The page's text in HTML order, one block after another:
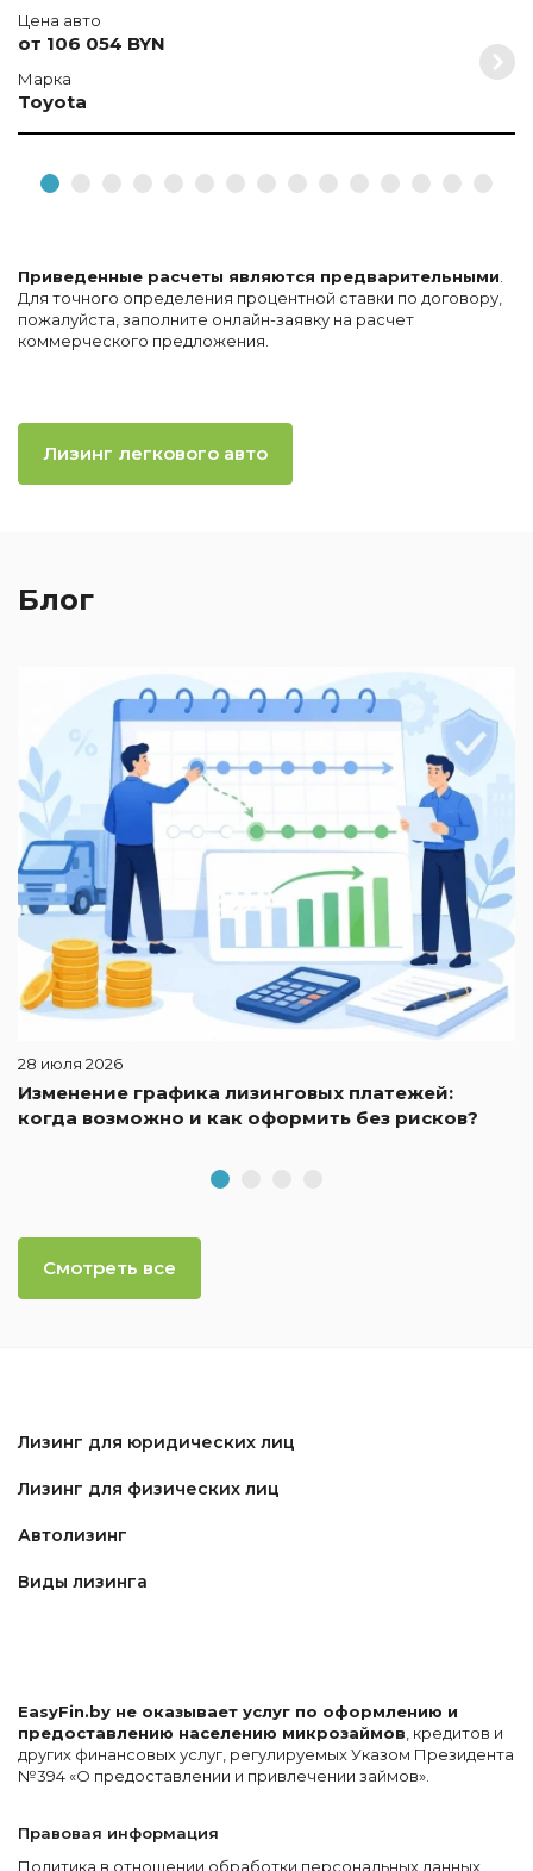
Цена авто
от 106 054 BYN
Марка
Toyota
Приведенные расчеты являются предварительными
Для точного определения процентной ставки по договору,
пожалуйста, заполните онлайн-заявку на расчет
коммерческого предложения.
Лизинг легкового авто
Блог
28 июля 2026
Изменение графика лизинговых платежей:
когда возможно и как оформить без рисков?
Смотреть все
Лизинг для юридических лиц
Лизинг для физических лиц
Автолизинг
Виды лизинга
EasyFin.by не оказывает услуг по оформлению и
предоставлению населению микрозаймов , кредитов и
других финансовых услуг, регулируемых Указом Президента
№394 «О предоставлении и привлечении займов».
Правовая информация
Политика в отношении обработки персональных данных